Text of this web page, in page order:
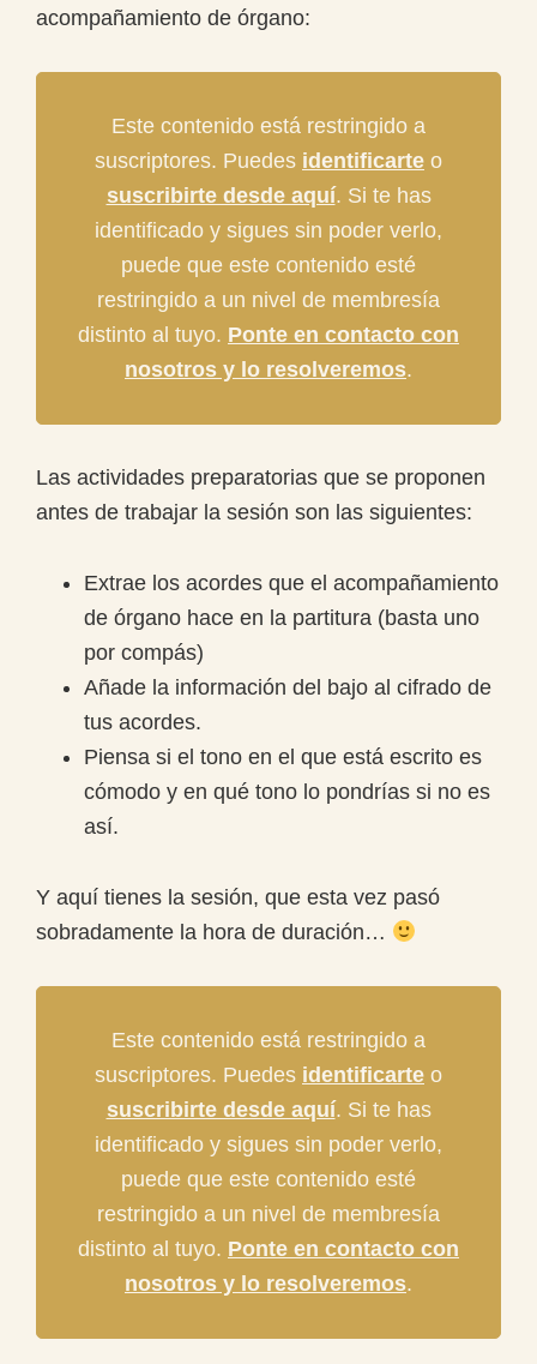
acompañamiento de órgano:
Este contenido está restringido a
suscriptores. Puedes identificarte o
suscribirte desde aquí. Si te has
identificado y sigues sin poder verlo,
puede que este contenido esté
restringido a un nivel de membresía
distinto al tuyo. Ponte en contacto con
nosotros y lo resolveremos.
Las actividades preparatorias que se proponen
antes de trabajar la sesión son las siguientes:
Extrae los acordes que el acompañamiento
de órgano hace en la partitura (basta uno
por compás)
Añade la información del bajo al cifrado de
tus acordes.
Piensa si el tono en el que está escrito es
cómodo y en qué tono lo pondrías si no es
así.
Y aquí tienes la sesión, que esta vez pasó
sobradamente la hora de duración…
Este contenido está restringido a
suscriptores. Puedes identificarte o
suscribirte desde aquí. Si te has
identificado y sigues sin poder verlo,
puede que este contenido esté
restringido a un nivel de membresía
distinto al tuyo. Ponte en contacto con
nosotros y lo resolveremos.